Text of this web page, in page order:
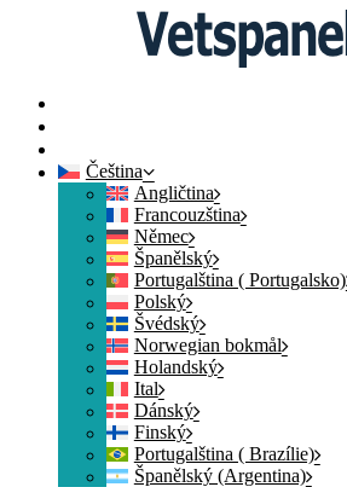
Čeština
Angličtina
Francouzština
Němec
Španělský
Portugalština ( Portugalsko)
Polský
Švédský
Norwegian bokmål
Holandský
Ital
Dánský
Finský
Portugalština ( Brazílie)
Španělský (Argentina)